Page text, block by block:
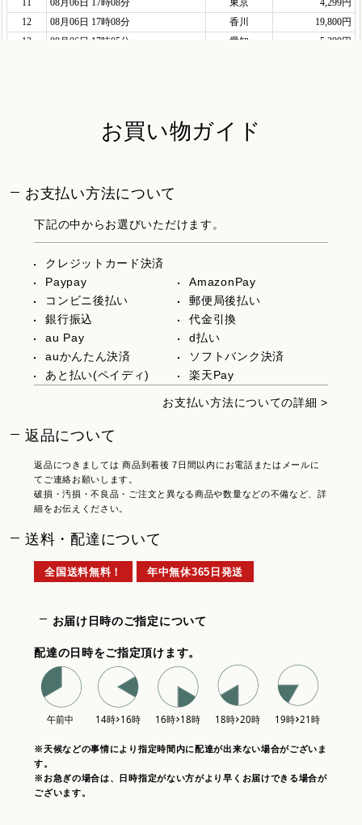
お買い物ガイド
お支払い方法について
下記の中からお選びいただけます。
クレジットカード決済
Paypay
AmazonPay
コンビニ後払い
郵便局後払い
銀行振込
代金引換
au Pay
d払い
auかんたん決済
ソフトバンク決済
あと払い(ペイディ)
楽天Pay
お支払い方法についての詳細 >
返品について
返品につきましては 商品到着後 7日間以内にお電話またはメールに
てご連絡お願いします。
破損・汚損・不良品・ご注文と異なる商品や数量などの不備など、詳
細をお伝えください。
送料・配達について
全国送料無料！ 年中無休365日発送
お届け日時のご指定について
配達の日時をご指定頂けます。
※天候などの事情により指定時間内に配達が出来ない場合がございま
す。
※お急ぎの場合は、日時指定がない方がより早くお届けできる場合が
ございます。